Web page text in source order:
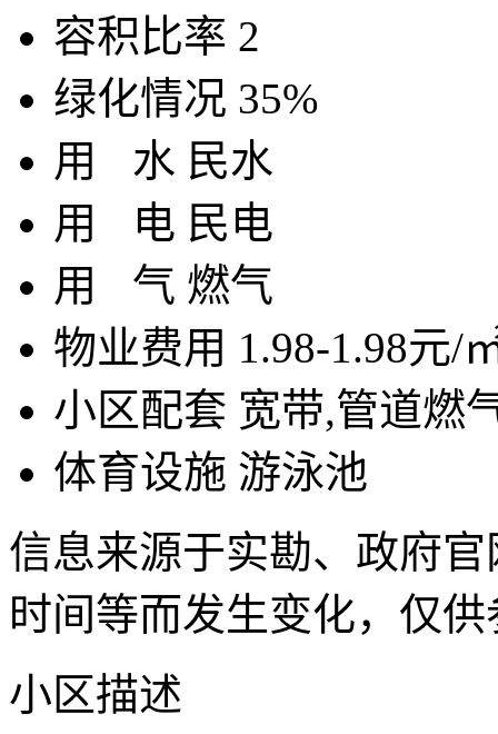
容积比率 2
绿化情况 35%
用 水 民水
用
电 民电
用 气 燃气
物业费用 1.98-1.98元/
小区配套 宽带,管道燃
体育设施 游泳池
信息来源于实勘、政府
时间等而发生变化，仅
小区描述